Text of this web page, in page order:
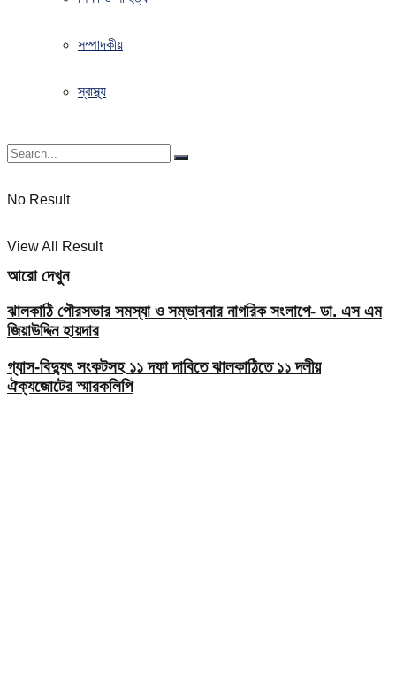
সম্পাদকীয়
স্বাস্থ্য
No Result
View All Result
আরো দেখুন
ঝালকাঠি পৌরসভার সমস্যা ও সম্ভাবনার নাগরিক সংলাপে- ডা. এস এম
জিয়াউদ্দিন হায়দার
গ্যাস-বিদ্যুৎ সংকটসহ ১১ দফা দাবিতে ঝালকাঠিতে ১১ দলীয়
ঐক্যজোটের স্মারকলিপি